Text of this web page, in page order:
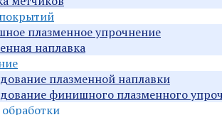
плазменное упрочнение
наплавка
плазменной наплавки
финишного плазменного